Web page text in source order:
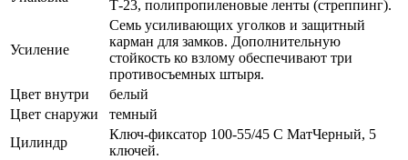
Т-23, полипропиленовые ленты (стреппинг).
Усиление
Семь усиливающих уголков и защитный
карман для замков. Дополнительную
стойкость ко взлому обеспечивают три
противосъемных штыря.
Цвет внутри
белый
Цвет снаружи
темный
Цилиндр
Ключ-фиксатор 100-55/45 C МатЧерный, 5
ключей.